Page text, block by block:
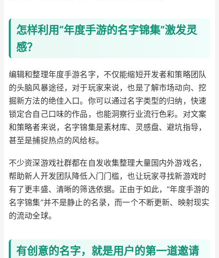
怎样利用“年度手游的名字锦集”激发灵
感？
编辑和整理年度手游名字，不仅能缩短开发者和策略团队
的头脑风暴途径，对于玩家来说，也是了解市场动向、挖
掘新方法的绝佳入口。你可以通过名字类型的归纳，快速
锁定合自己口味的作品，也能洞察行业流行色彩。对文案
和策略者来说，名字锦集是素材库、灵感盘、避坑指导，
甚至是捕捉热点的风给标。
不少资深游戏社群都在自发收集整理大量国内外游戏名，
帮助新人开发团队降低入门门槛，也让玩家寻找新游戏时
有了更丰盛、清晰的筛选依据。正由于如此，“年度手游的
名字锦集”并不是静止的名录，而一个不断更新、映射现实
的流动全球。
有创意的名字，就是用户的第一道邀请